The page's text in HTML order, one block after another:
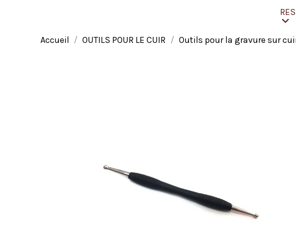
Accueil OUTILS POUR LE CUIR Outils pour la gravure sur